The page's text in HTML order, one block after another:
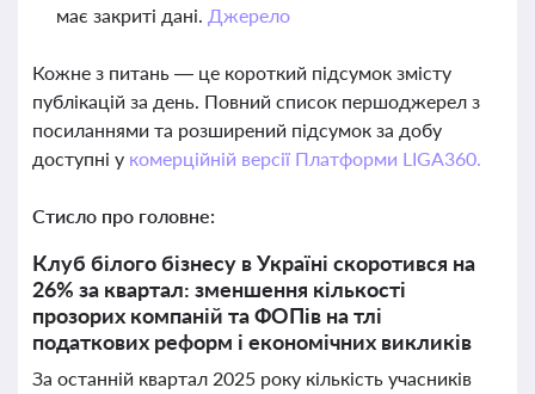
має закриті дані. Джерело
Кожне з питань — це короткий підсумок змісту
публікацій за день. Повний список першоджерел з
посиланнями та розширений підсумок за добу
доступні у комерційній версії Платформи LIGA360.
Стисло про головне:
Клуб білого бізнесу в Україні скоротився на
26% за квартал: зменшення кількості
прозорих компаній та ФОПів на тлі
податкових реформ і економічних викликів
За останній квартал 2025 року кількість учасників